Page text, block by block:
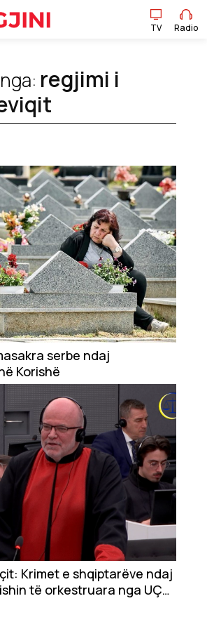
TV Radio
regjimi i
serbe ndaj
Korishë
Krimet e shqiptarëve ndaj
të orkestruara nga UÇK-